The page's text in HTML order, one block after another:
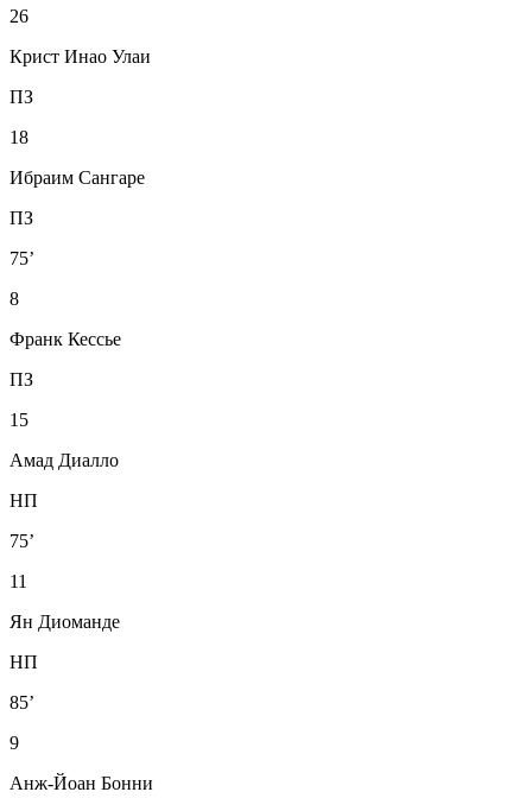
26
Крист Инао Улаи
ПЗ
18
Ибраим Сангаре
ПЗ
75’
8
Франк Кессье
ПЗ
15
Амад Диалло
НП
75’
11
Ян Диоманде
НП
85’
9
Анж-Йоан Бонни